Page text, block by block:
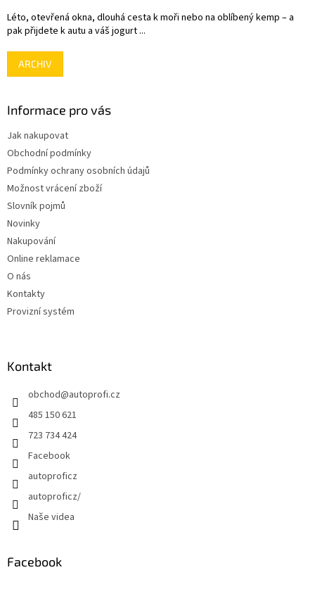
Léto, otevřená okna, dlouhá cesta k moři nebo na oblíbený kemp – a
pak přijdete k autu a váš jogurt ...
ARCHIV
Informace pro vás
Jak nakupovat
Obchodní podmínky
Podmínky ochrany osobních údajů
Možnost vrácení zboží
Slovník pojmů
Novinky
Nakupování
Online reklamace
O nás
Kontakty
Provizní systém
Kontakt
obchod@autoprofi.cz
485 150 621
723 734 424
Facebook
autoproficz
autoproficz/
Naše videa
Facebook